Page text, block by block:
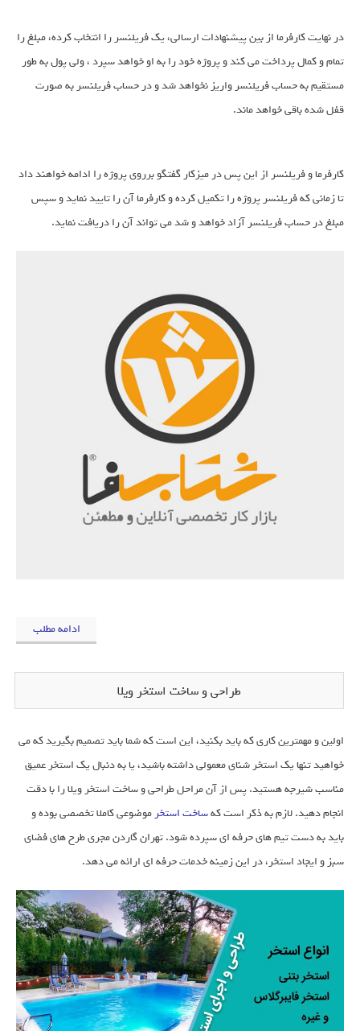
در نهایت کارفرما از بین پیشنهادات ارسالی، یک فریلنسر را انتخاب کرده، مبلغ را
تمام و کمال پرداخت می کند و پروژه خود را به او خواهد سپرد ، ولی پول به طور
مستقیم به حساب فریلنسر واریز نخواهد شد و در حساب فریلنسر به صورت
قفل شده باقی خواهد ماند.
کارفرما و فریلنسر از این پس در میزکار گفتگو برروی پروژه را ادامه خواهند داد
تا زمانی که فریلنسر پروژه را تکمیل کرده و کارفرما آن را تایید نماید و سپس
مبلغ در حساب فریلنسر آزاد خواهد و شد می تواند آن را دریافت نماید.
ادامه مطلب
طراحی و ساخت استخر ویلا
اولین و مهمترین کاری که باید بکنید، این است که شما باید تصمیم بگیرید که می
خواهید تنها یک استخر شنای معمولی داشته باشید، یا به دنبال یک استخر عمیق
مناسب شیرجه هستید. پس از آن مراحل طراحی و ساخت استخر ویلا را با دقت
انجام دهید. لازم به ذکر است کهساخت استخر موضوعی کاملا تخصصی بوده و
باید به دست تیم های حرفه ای سپرده شود. تهران گاردن مجری طرح های فضای
سبز و ایجاد استخر، در این زمینه خدمات حرفه ای ارائه می دهد.